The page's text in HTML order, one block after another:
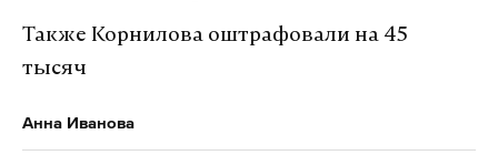
Также Корнилова оштрафовали на 45
тысяч
Анна Иванова